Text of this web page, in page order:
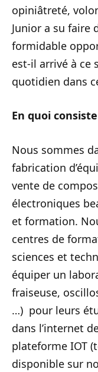
opiniâtreté,
Junior a su faire
formidable
est-il arrivé à ce
quotidien dans
En quoi
Nous sommes
fabrication
vente de
électroniques
et formation.
centres de
sciences et
équiper un
fraiseuse,
…) pour leurs
dans l’internet
plateforme IOT
disponible sur